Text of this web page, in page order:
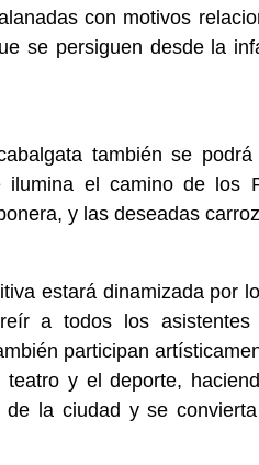
con motivos
se persiguen desde la
también se
ilumina el camino de los
y las deseadas
estará dinamizada por
a todos los
participan
teatro y el deporte,
de la ciudad y se